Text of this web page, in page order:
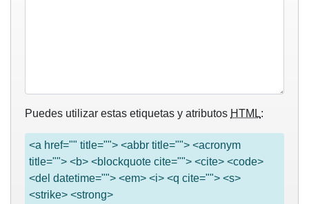
Puedes utilizar estas etiquetas y atributos HTML:
<a href="" title=""> <abbr title=""> <acronym
title=""> <b> <blockquote cite=""> <cite> <code>
<del datetime=""> <em> <i> <q cite=""> <s>
<strike> <strong>